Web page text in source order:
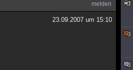
melden
23.09.2007 um 15:10